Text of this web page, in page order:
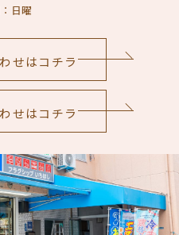
日曜
せはコチラ
せはコチラ